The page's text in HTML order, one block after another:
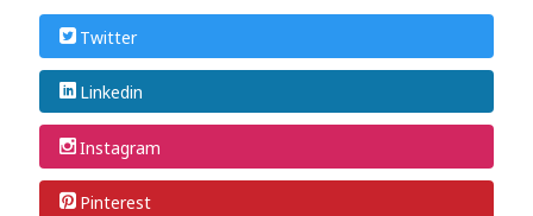
Twitter
Linkedin
Instagram
Pinterest